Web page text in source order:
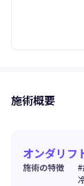
施術概要
オンダリフ
施術の特徴